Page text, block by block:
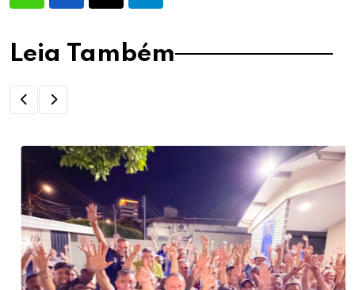
Leia Também